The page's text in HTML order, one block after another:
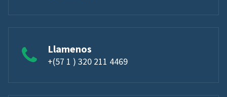
Llamenos
+(57 1 ) 320 211 4469